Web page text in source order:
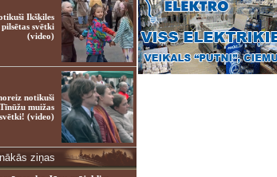
Ikšķiles
pilsētas svētki
(video)
notikuši
Tīnūžu muižas
svētki! (video)
ziņas